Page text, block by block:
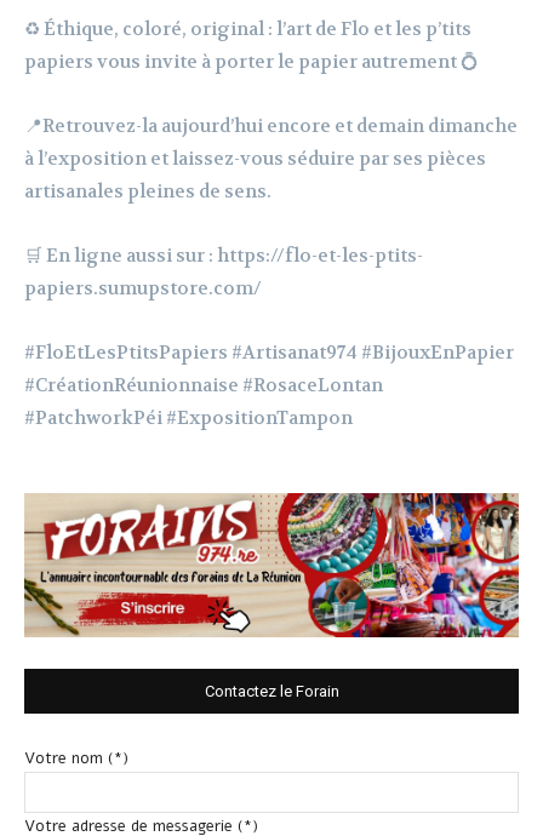
♻️ Éthique, coloré, original : l’art de Flo et les p’tits
papiers vous invite à porter le papier autrement 💍
📍Retrouvez-la aujourd’hui encore et demain dimanche
à l’exposition et laissez-vous séduire par ses pièces
artisanales pleines de sens.
🛒 En ligne aussi sur : https://flo-et-les-ptits-
papiers.sumupstore.com/
#FloEtLesPtitsPapiers #Artisanat974 #BijouxEnPapier
#CréationRéunionnaise #RosaceLontan
#PatchworkPéi #ExpositionTampon
Contactez le Forain
Votre nom (*)
Votre adresse de messagerie (*)